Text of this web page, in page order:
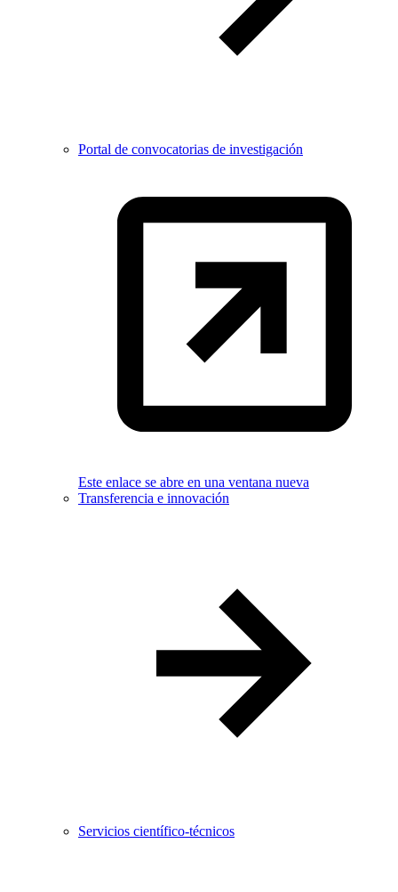
Portal de convocatorias de investigación
Este enlace se abre en una ventana nueva
Transferencia e innovación
Servicios científico-técnicos